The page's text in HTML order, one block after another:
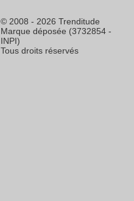
© 2008 - 2026 Trenditude
Marque déposée (3732854 -
INPI)
Tous droits réservés